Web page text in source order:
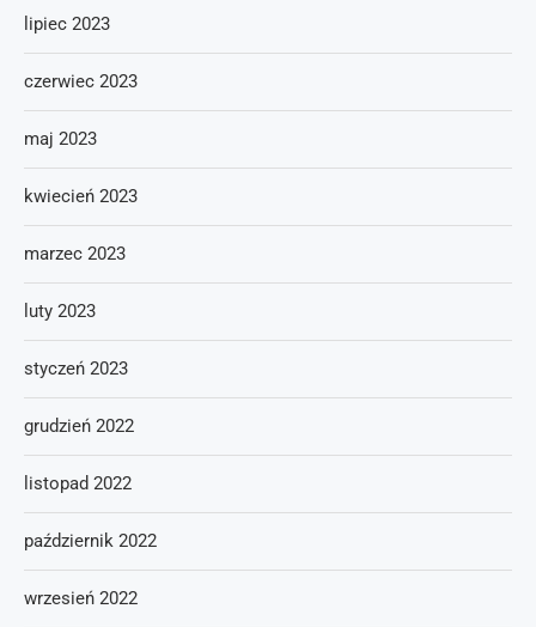
lipiec 2023
czerwiec 2023
maj 2023
kwiecień 2023
marzec 2023
luty 2023
styczeń 2023
grudzień 2022
listopad 2022
październik 2022
wrzesień 2022